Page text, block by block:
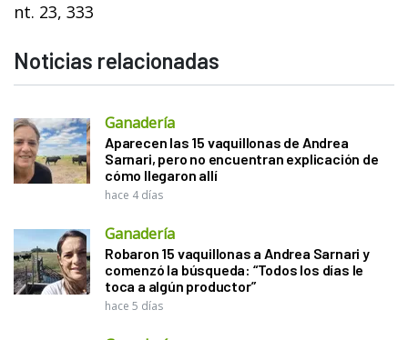
nt. 23, 333
Noticias relacionadas
Ganadería
Aparecen las 15 vaquillonas de Andrea
Sarnari, pero no encuentran explicación de
cómo llegaron allí
hace 4 días
Ganadería
Robaron 15 vaquillonas a Andrea Sarnari y
comenzó la búsqueda: “Todos los días le
toca a algún productor”
hace 5 días